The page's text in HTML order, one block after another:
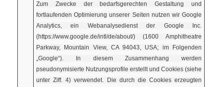
Zum Zwecke der bedarfsgerechten Gestaltung und
fortlaufenden Optimierung unserer Seiten nutzen wir Google
Analytics, ein Webanalysedienst der Google Inc.
(https://www.google.de/intl/de/about/) (1600 Amphitheatre
Parkway, Mountain View, CA 94043, USA; im Folgenden
„Google“). In diesem Zusammenhang werden
pseudonymisierte Nutzungsprofile erstellt und Cookies (siehe
unter Ziff. 4) verwendet. Die durch die Cookies erzeugten